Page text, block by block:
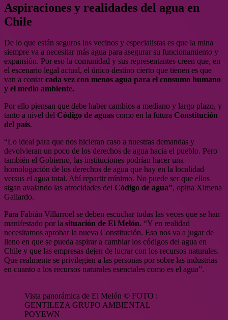
Aspiraciones y realidades del agua en
Chile
De lo que están seguros los vecinos y especialistas es que la mina
siempre va a necesitar más agua para asegurar su funcionamiento y
expansión. Por eso la comunidad y sus representantes creen que, en
el escenario legal actual, el único destino cierto que tienen es que
van a contar cada vez con menos agua para el consumo humano
y el medio ambiente.
Por ello piensan que debe haber cambios a mediano y largo plazo, y
tanto a nivel del Código de aguas como en la futura Constitución
del país.
“Lo ideal para que nos hicieran caso a nuestras demandas y
devolvieran un poco de los derechos de agua hacia el pueblo. Pero
también el Gobierno, las instituciones podrían hacer una
homologación de los derechos de agua que hay en la localidad
versus el agua total. Ahí repartir mínimo. No puede ser que ellos
sigan avalando las atrocidades del Código de agua”, opina Ximena
Gallardo.
Para Fabián Villarroel se deben escuchar todas las veces que se han
manifestado por la situación de El Melón. “Y en realidad
necesitamos aprobar la nueva Constitución. Eso nos va a jugar de
lleno en que se pueda aspirar a cambiar los códigos del agua en
Chile y que las empresas dejen de lucrar con los recursos naturales.
Que realmente se privilegien a las personas por sobre las industrias
en cuanto a los recursos naturales esenciales como es el agua”.
Vista panorámica de El Melón © FOTO :
GENTILEZA GRUPO AMBIENTAL
POYEWN